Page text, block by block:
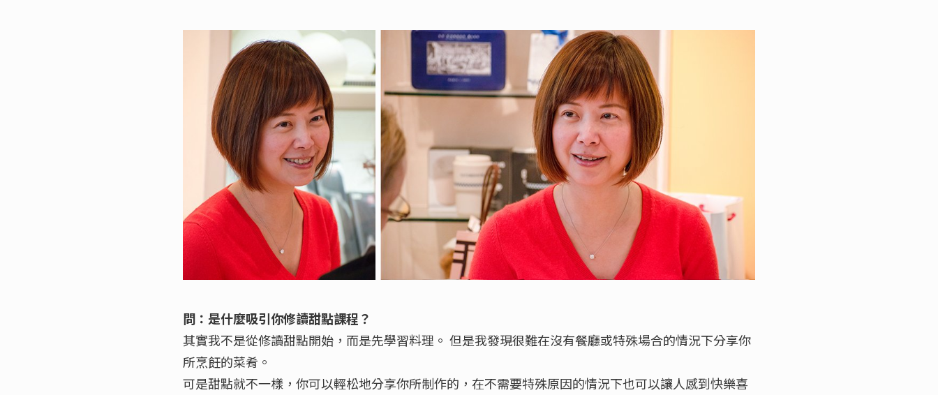
問：是什麼吸引你修讀甜點課程？
其實我不是從修讀甜點開始，而是先學習料理。 但是我發現很難在沒有餐廳或特殊場合的情況下分享你
所烹飪的菜肴。
可是甜點就不一樣，你可以輕松地分享你所制作的，在不需要特殊原因的情況下也可以讓人感到快樂喜